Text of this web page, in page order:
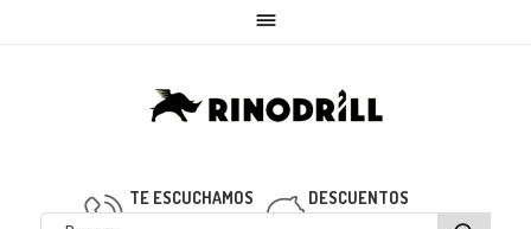

TE ESCUCHAMOS
910 850 040
DESCUENTOS
personalizados